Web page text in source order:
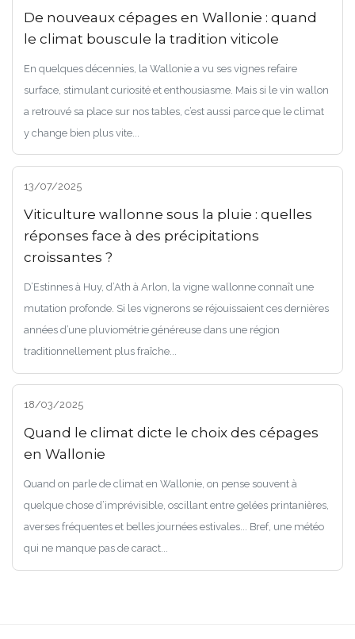
De nouveaux cépages en Wallonie : quand
le climat bouscule la tradition viticole
En quelques décennies, la Wallonie a vu ses vignes refaire
surface, stimulant curiosité et enthousiasme. Mais si le vin wallon
a retrouvé sa place sur nos tables, c’est aussi parce que le climat
y change bien plus vite...
13/07/2025
Viticulture wallonne sous la pluie : quelles
réponses face à des précipitations
croissantes ?
D’Estinnes à Huy, d’Ath à Arlon, la vigne wallonne connaît une
mutation profonde. Si les vignerons se réjouissaient ces dernières
années d’une pluviométrie généreuse dans une région
traditionnellement plus fraîche...
18/03/2025
Quand le climat dicte le choix des cépages
en Wallonie
Quand on parle de climat en Wallonie, on pense souvent à
quelque chose d’imprévisible, oscillant entre gelées printanières,
averses fréquentes et belles journées estivales... Bref, une météo
qui ne manque pas de caract...